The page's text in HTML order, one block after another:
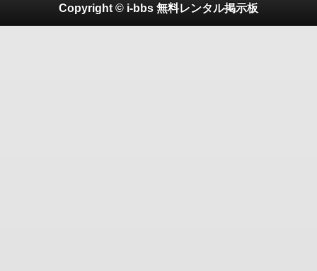
Copyright © i-bbs 無料レンタル掲示板